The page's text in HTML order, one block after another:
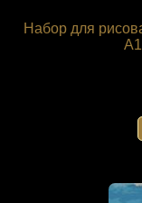
Набор для